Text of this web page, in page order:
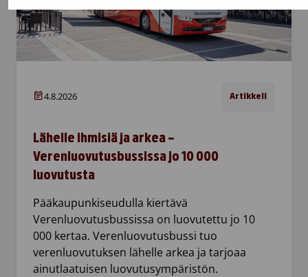
4.8.2026 Artikkeli
Lähelle ihmisiä ja arkea –
Verenluovutusbussissa jo 10 000
luovutusta
Pääkaupunkiseudulla kiertävä
Verenluovutusbussissa on luovutettu jo 10
000 kertaa. Verenluovutusbussi tuo
verenluovutuksen lähelle arkea ja tarjoaa
ainutlaatuisen luovutusympäristön.